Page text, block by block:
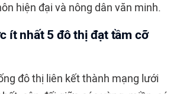
hiện đại và nông dân văn minh.
ít nhất 5 đô thị đạt tầm cỡ
đô thị liên kết thành mạng lưới